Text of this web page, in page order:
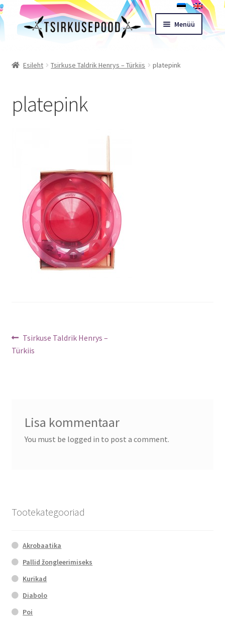
Liigu
navigeerimisele
Liigu
sisu
Menüü
Ostukorv
Kontakt
Esileht Tsirkuse Taldrik Henrys – Türkiis platepink
platepink
Navigeerimine
Previous
post:
Tsirkuse Taldrik Henrys –
Türkiis
Lisa kommentaar
You must be logged in to post a comment.
Tootekategooriad
Akrobaatika
Pallid žongleerimiseks
Kurikad
Diabolo
Poi